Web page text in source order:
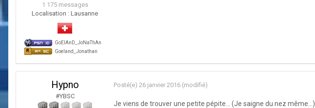
1 175 messages
Localisation : Lausanne
GoElAnD_JoNaThAn
Goeland_Jonathan
Hypno
#YBSC
Posté(e) 26 janvier 2016 (modifié)
Je viens de trouver une petite pépite... (Je saigne du nez même...)